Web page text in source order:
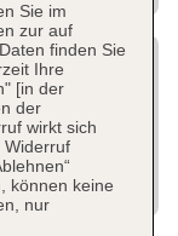
Sie im
zur auf
finden Sie
Ihre
[in der
der
wirkt sich
Widerruf
können keine
nur